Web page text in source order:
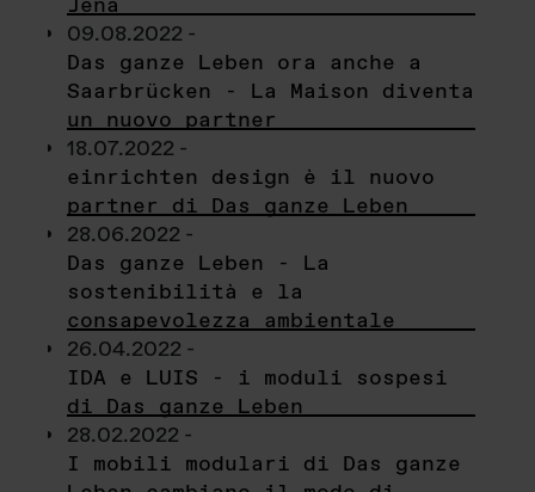
09.08.2022 -
Das ganze Leben ora anche a
Saarbrücken - La Maison diventa
un nuovo partner
18.07.2022 -
einrichten design è il nuovo
partner di Das ganze Leben
28.06.2022 -
Das ganze Leben - La
sostenibilità e la
consapevolezza ambientale
26.04.2022 -
IDA e LUIS - i moduli sospesi
di Das ganze Leben
28.02.2022 -
I mobili modulari di Das ganze